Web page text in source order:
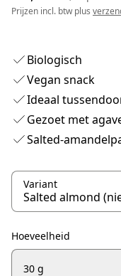
Prijzen incl. btw plus
Biologisch
Vegan snack
Ideaal
Gezoet met
Salted-
Variant
Hoeveelheid
30 g